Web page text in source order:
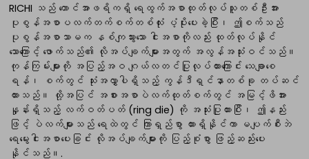
RICHI သည် တောင်အာဖရိကရှိ ရေထွက်အစာထုတ်လုပ်သူတစ်ဦးအား
ပုစွန်အစာပလက်တက်စက်တစ်လုံး ပံ့ပိုးပေးခဲ့ပြီး၊ ဤစက်သည်
ပုစွန်အစာသာမက နစ်ကျသွားသော ငါးအစာကိုလည်း ထုတ်လုပ်နိုင်
သောကြောင့် ဖောက်သည်၏ လိုအပ်ချက်များအတွက် အလွန်အသုံးဝင်သည်။
ကုန်ကြမ်းများကို အပြည့်အဝ ဂျယ်လတင်ပြုလုပ်ထားကြောင်း သေချာစေ
ရန်၊ စက်တွင် သုံးအလွှာပါရှိသည့် ကွန်ဒီရှင်နာတစ်ခု တပ်ဆင်
ထားသည်။ ထို့အပြင် အစားအစာပဲလက်ထုတ်စက်တွင် အမြင့်ဖိအား
နှုန်းရှိသည့် လက်ဝတ်ပတ် (ring die) ကို အသုံးပြုထားပြီး၊ ဤနည်း
ဖြင့် ပဲလက်များသည် ရေထဲတွင် ကြာရှည်စွာ ထားရှိနိုင်ကာ မပျက်စီးဘဲ
ရေမွေးငါးအစာပေးခြင်း လိုအပ်ချက်များကို ပြည့်စုံစွာ ဖြည့်ဆည်းပေး
နိုင်သည်။.